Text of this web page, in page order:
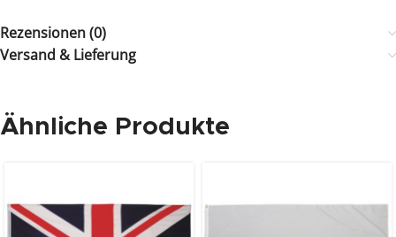
Rezensionen (0)
Versand & Lieferung
Ähnliche Produkte